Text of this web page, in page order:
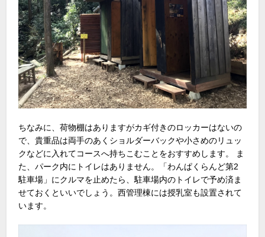
ちなみに、荷物棚はありますがカギ付きのロッカーはないの
で、貴重品は両手のあくショルダーバックや小さめのリュッ
クなどに入れてコースへ持ちこむことをおすすめします。 ま
た、パーク内にトイレはありません。「わんぱくらんど第2
駐車場」にクルマを止めたら、駐車場内のトイレで予め済ま
せておくといいでしょう。西管理棟には授乳室も設置されて
います。